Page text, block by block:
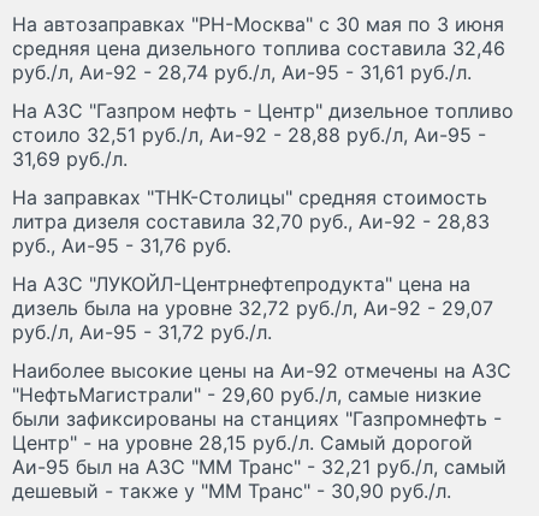
На автозаправках "РН-Москва" с 30 мая по 3 июня
средняя цена дизельного топлива составила 32,46
руб./л, Аи-92 - 28,74 руб./л, Аи-95 - 31,61 руб./л.
На АЗС "Газпром нефть - Центр" дизельное топливо
стоило 32,51 руб./л, Аи-92 - 28,88 руб./л, Аи-95 -
31,69 руб./л.
На заправках "ТНК-Столицы" средняя стоимость
литра дизеля составила 32,70 руб., Аи-92 - 28,83
руб., Аи-95 - 31,76 руб.
На АЗС "ЛУКОЙЛ-Центрнефтепродукта" цена на
дизель была на уровне 32,72 руб./л, Аи-92 - 29,07
руб./л, Аи-95 - 31,72 руб./л.
Наиболее высокие цены на Аи-92 отмечены на АЗС
"НефтьМагистрали" - 29,60 руб./л, самые низкие
были зафиксированы на станциях "Газпромнефть -
Центр" - на уровне 28,15 руб./л. Самый дорогой
Аи-95 был на АЗС "ММ Транс" - 32,21 руб./л, самый
дешевый - также у "ММ Транс" - 30,90 руб./л.